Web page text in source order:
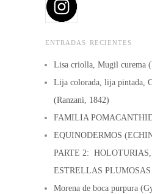
ENTRADAS RECIENTES
Lisa criolla, Mugil curema
Lija colorada, lija pintada,
(Ranzani, 1842)
FAMILIA
EQUINODERMOS
PARTE 2:
ESTRELLAS PLUMOSAS
Morena de boca purpura